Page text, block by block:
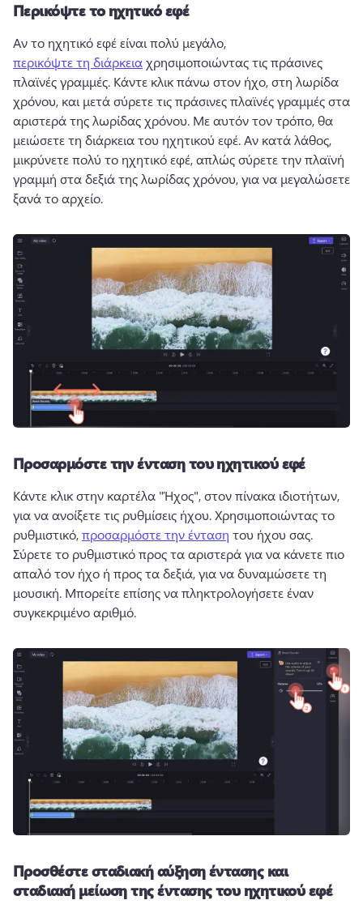
Περικόψτε το ηχητικό εφέ
Αν το ηχητικό εφέ είναι πολύ μεγάλο,
περικόψτε τη διάρκεια χρησιμοποιώντας τις πράσινες
πλαϊνές γραμμές. Κάντε κλικ πάνω στον ήχο, στη λωρίδα
χρόνου, και μετά σύρετε τις πράσινες πλαϊνές γραμμές στα
αριστερά της λωρίδας χρόνου. Με αυτόν τον τρόπο, θα
μειώσετε τη διάρκεια του ηχητικού εφέ. Αν κατά λάθος,
μικρύνετε πολύ το ηχητικό εφέ, απλώς σύρετε την πλαϊνή
γραμμή στα δεξιά της λωρίδας χρόνου, για να μεγαλώσετε
ξανά το αρχείο.
Προσαρμόστε την ένταση του ηχητικού εφέ
Κάντε κλικ στην καρτέλα "Ήχος", στον πίνακα ιδιοτήτων,
για να ανοίξετε τις ρυθμίσεις ήχου. Χρησιμοποιώντας το
ρυθμιστικό, προσαρμόστε την ένταση του ήχου σας.
Σύρετε το ρυθμιστικό προς τα αριστερά για να κάνετε πιο
απαλό τον ήχο ή προς τα δεξιά, για να δυναμώσετε τη
μουσική. Μπορείτε επίσης να πληκτρολογήσετε έναν
συγκεκριμένο αριθμό.
Προσθέστε σταδιακή αύξηση έντασης και
σταδιακή μείωση της έντασης του ηχητικού εφέ